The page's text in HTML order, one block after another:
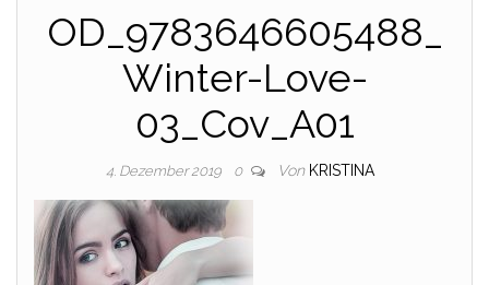
OD_9783646605488_
Winter-Love-
03_Cov_A01
4. Dezember 2019 0 Von KRISTINA